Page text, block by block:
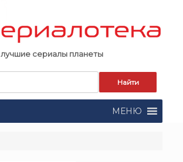
лучшие сериалы планеты
МЕНЮ